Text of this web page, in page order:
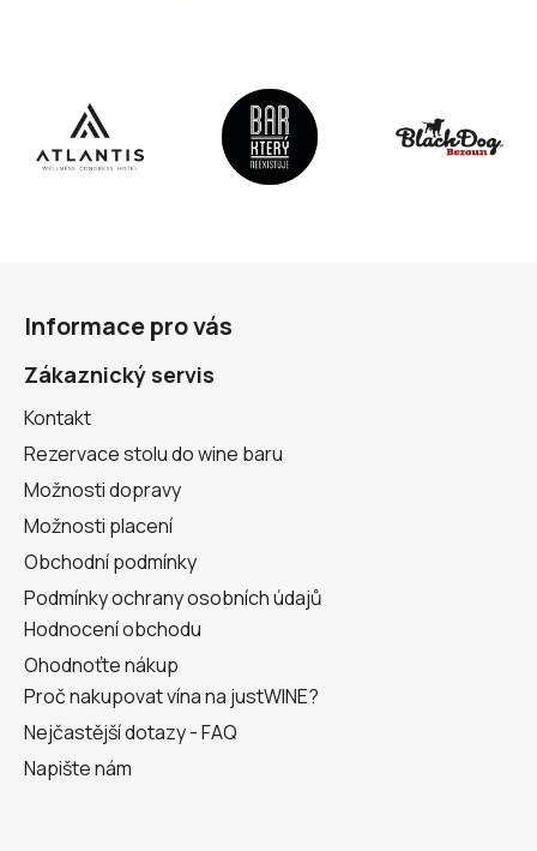
Informace pro vás
Zákaznický servis
Kontakt
Rezervace stolu do wine baru
Možnosti dopravy
Možnosti placení
Obchodní podmínky
Podmínky ochrany osobních údajů
Hodnocení obchodu
Ohodnoťte nákup
Proč nakupovat vína na justWINE?
Nejčastější dotazy - FAQ
Napište nám